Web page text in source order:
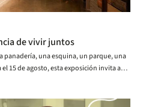
de vivir juntos
panadería, una esquina, un parque, una
15 de agosto, esta exposición invita a